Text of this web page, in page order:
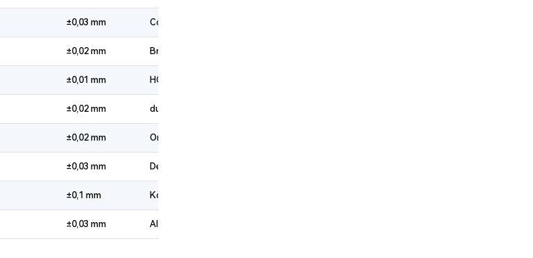
±0,03 mm Compact formaat; app-gebaseerde JAKA Zu-programmeerinterface
±0,02 mm Breed assortiment, van desktop tot industriële toepassingen; groot wereldwijd aantal
±0,01 mm HC-serie met specialisatie in lassen; SmartPendant-interface
±0,02 mm duAro-serie met dubbele arm; een rijke traditie op het gebied van lassen in de
±0,02 mm Onderdeel van de Han's Laser Group; breed bereik aan laadvermogens
±0,03 mm De adaptieve, krachtgestuurde Rizon-serie; grijptechniek op basis van AI
±0,1 mm Koppelmeting in alle 7 gewrichten; het app-ecosysteem van Franka World
±0,03 mm AI-geïntegreerd RO1-platform; realtime beeldverwerking; no-code-interface